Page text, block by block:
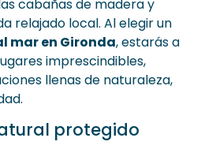
cabañas de madera y
relajado local. Al elegir un
mar en Gironda, estarás a
imprescindibles,
llenas de naturaleza,
protegido